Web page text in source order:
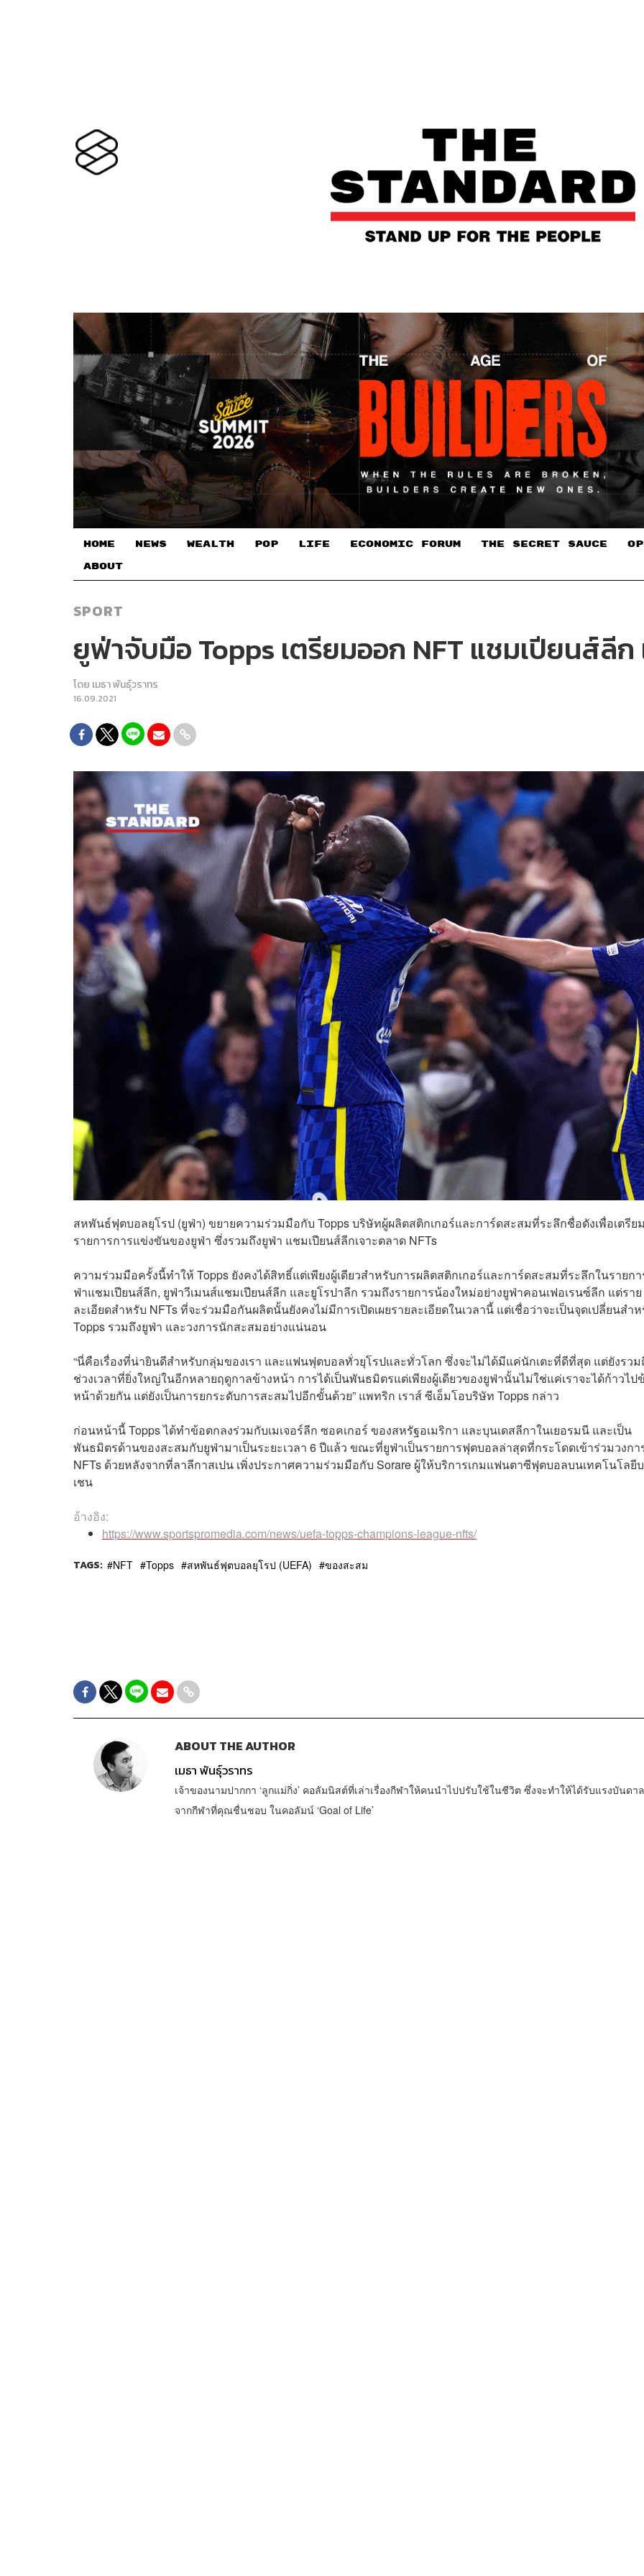
HOME NEWS WEALTH POP LIFE ECONOMIC FORUM THE SECRET SAUCE​
ABOUT
SPORT
ยูฟ่าจับมือ Topps เตรียมออก NFT แชมเปียนส์ลีก
โดย เมธา พันธุ์วราทร
16.09.2021
สหพันธ์ฟุตบอลยุโรป (ยูฟ่า) ขยายความร่วมมือกับ Topps บริษัทผู้ผลิตสติกเกอร์และการ์ดสะสมที่ระลึกชื่อดังเพื่อเตรีย
รายการการแข่งขันของยูฟ่า ซึ่งรวมถึงยูฟ่า แชมเปียนส์ลีกเจาะตลาด NFTs
ความร่วมมือครั้งนี้ทำให้ Topps ยังคงได้สิทธิ์แต่เพียงผู้เดียวสำหรับการผลิตสติกเกอร์และการ์ดสะสมที่ระลึกในรายกา
ฟ่าแชมเปียนส์ลีก, ยูฟ่าวีเมนส์แชมเปียนส์ลีก และยูโรปาลีก รวมถึงรายการน้องใหม่อย่างยูฟ่าคอนเฟอเรนซ์ลีก แต่ราย
ละเอียดสำหรับ NFTs ที่จะร่วมมือกันผลิตนั้นยังคงไม่มีการเปิดเผยรายละเอียดในเวลานี้ แต่เชื่อว่าจะเป็นจุดเปลี่ยนสำ
Topps รวมถึงยูฟ่า และวงการนักสะสมอย่างแน่นอน
“นี่คือเรื่องที่น่ายินดีสำหรับกลุ่มของเรา และแฟนฟุตบอลทั่วยุโรปและทั่วโลก ซึ่งจะไม่ได้มีแค่นักเตะที่ดีที่สุด แต่ยังรวม
ช่วงเวลาที่ยิ่งใหญ่ในอีกหลายฤดูกาลข้างหน้า การได้เป็นพันธมิตรแต่เพียงผู้เดียวของยูฟ่านั้นไม่ใช่แค่เราจะได้ก้าวไป
หน้าด้วยกัน แต่ยังเป็นการยกระดับการสะสมไปอีกขั้นด้วย” แพทริก เราส์ ซีเอ็มโอบริษัท Topps กล่าว
ก่อนหน้านี้ Topps ได้ทำข้อตกลงร่วมกับเมเจอร์ลีก ซอคเกอร์ ของสหรัฐอเมริกา และบุนเดสลีกาในเยอรมนี และเป็น
พันธมิตรด้านของสะสมกับยูฟ่ามาเป็นระยะเวลา 6 ปีแล้ว ขณะที่ยูฟ่าเป็นรายการฟุตบอลล่าสุดที่กระโดดเข้าร่วมวงกา
NFTs ด้วยหลังจากที่ลาลีกาสเปน เพิ่งประกาศความร่วมมือกับ Sorare ผู้ให้บริการเกมแฟนตาซีฟุตบอลบนเทคโนโลยี
เชน
อ้างอิง:
https://www.sportspromedia.com/news/uefa-topps-champions-league-nfts/
TAGS: NFT Topps สหพันธ์ฟุตบอลยุโรป (UEFA) ของสะสม
ABOUT THE AUTHOR
เมธา พันธุ์วราทร
เจ้าของนามปากกา ‘ลูกแม่กิ่ง’ คอลัมนิสต์ที่เล่าเรื่องกีฬาให้คนนำไปปรับใช้ในชีวิต ซึ่งจะทำให้ได้รับแรงบันดา
จากกีฬาที่คุณชื่นชอบ ในคอลัมน์ ‘Goal of Life’